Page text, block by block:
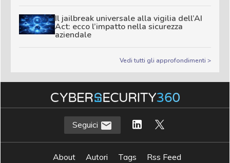
Il jailbreak universale alla vigilia dell’AI
Act: ecco l’impatto nella sicurezza
aziendale
Vedi tutti gli approfondimenti >
Seguici
About Autori Tags
Rss Feed